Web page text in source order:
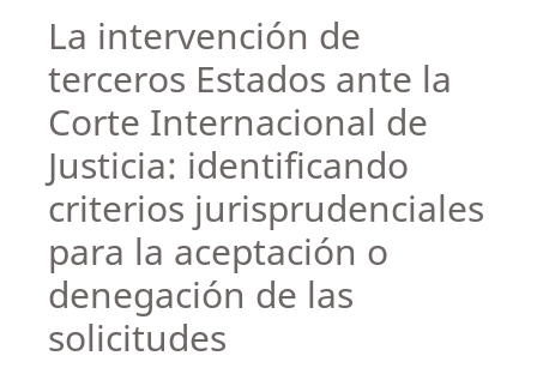
La intervención de
terceros Estados ante la
Corte Internacional de
Justicia: identificando
criterios jurisprudenciales
para la aceptación o
denegación de las
solicitudes